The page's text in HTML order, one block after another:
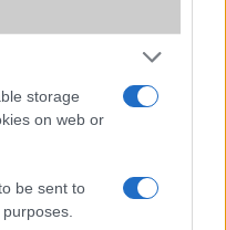
storage
on web or
be sent to
versenyző